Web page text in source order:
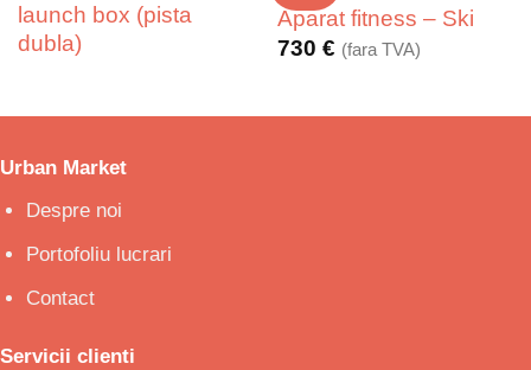
launch box (pista
dubla)
Aparat fitness – Ski
730 € (fara TVA)
Urban Market
Despre noi
Portofoliu lucrari
Contact
Servicii clienti